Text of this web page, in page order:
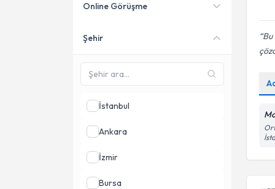
Online Görüşme
Online danışmanlık sunan
Şehir
İstanbul
Ankara
İzmir
Bursa